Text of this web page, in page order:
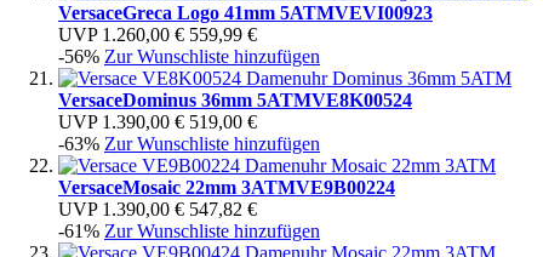
VersaceGreca Logo 41mm 5ATMVEVI00923
UVP 1.260,00 € 559,99 €
-56% Zur Wunschliste hinzufügen
VersaceDominus 36mm 5ATMVE8K00524
UVP 1.390,00 € 519,00 €
-63% Zur Wunschliste hinzufügen
VersaceMosaic 22mm 3ATMVE9B00224
UVP 1.390,00 € 547,82 €
-61% Zur Wunschliste hinzufügen